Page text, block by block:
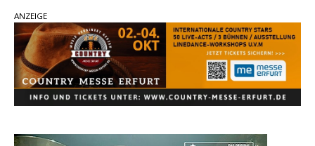
„Choosin‘ Texas“ gehört zu den größten Hits
aller Zeiten
pez veröffentlicht neue Single „Late Night
Talks“ – eine Hymne auf unvergessliche
Sommernächte
Morgan Wallen, Dolly Parton und Riley Green im
ANZEIGE